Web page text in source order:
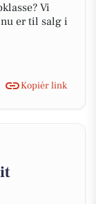
Vi
er til salg i
Kopiér link